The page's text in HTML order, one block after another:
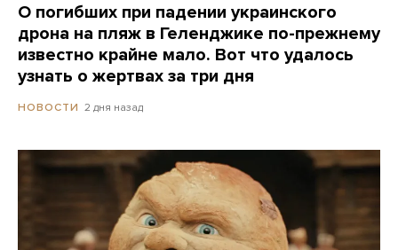
О погибших при падении украинского
дрона на пляж в Геленджике по-прежнему
известно крайне мало. Вот что удалось
узнать о жертвах за три дня
НОВОСТИ 2 дня назад